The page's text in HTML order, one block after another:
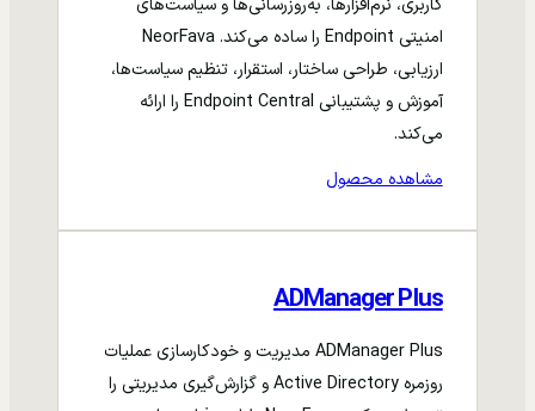
کاربری، نرم‌افزارها، به‌روزرسانی‌ها و سیاست‌های
امنیتی Endpoint را ساده می‌کند. NeorFava
ارزیابی، طراحی ساختار، استقرار، تنظیم سیاست‌ها،
آموزش و پشتیبانی Endpoint Central را ارائه
می‌کند.
مشاهده محصول
ADManager Plus
ADManager Plus مدیریت و خودکارسازی عملیات
روزمره Active Directory و گزارش‌گیری مدیریتی را